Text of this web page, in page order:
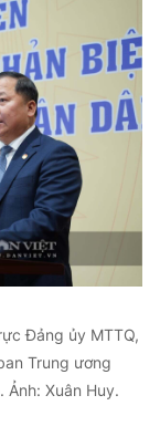
Đảng ủy MTTQ,
Trung ương
Ảnh: Xuân Huy.